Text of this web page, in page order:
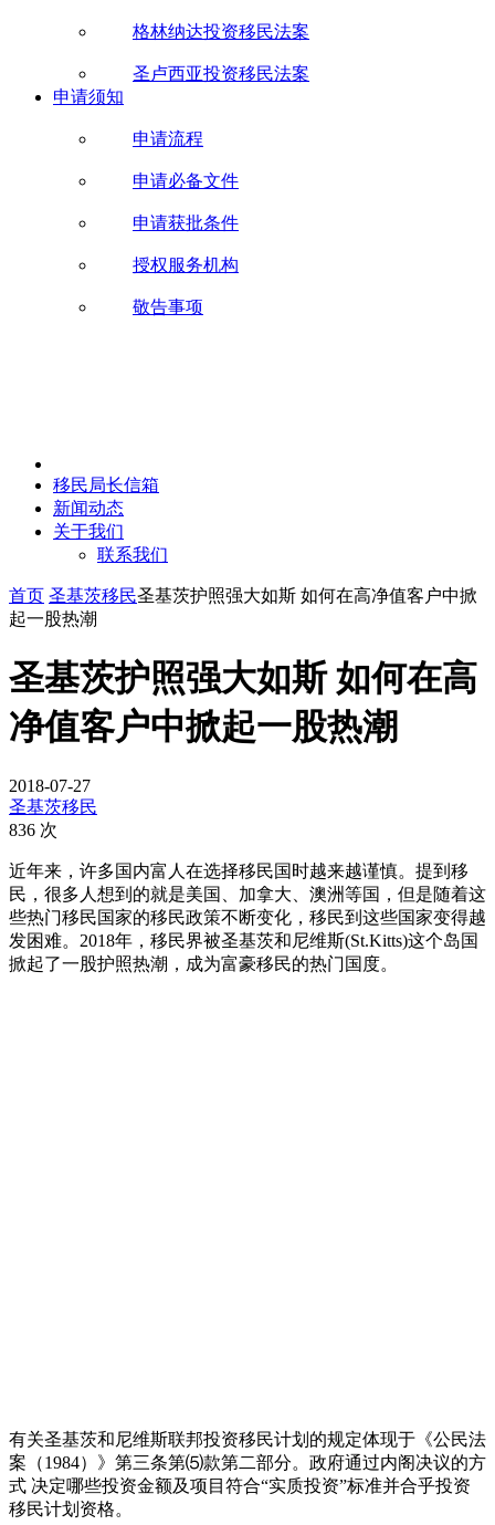
格林纳达投资移民法案
圣卢西亚投资移民法案
申请须知
申请流程
申请必备文件
申请获批条件
授权服务机构
敬告事项
移民局长信箱
新闻动态
关于我们
联系我们
首页 圣基茨移民圣基茨护照强大如斯 如何在高净值客户中掀
起一股热潮
圣基茨护照强大如斯 如何在高
净值客户中掀起一股热潮
2018-07-27
圣基茨移民
836 次
近年来，许多国内富人在选择移民国时越来越谨慎。提到移
民，很多人想到的就是美国、加拿大、澳洲等国，但是随着这
些热门移民国家的移民政策不断变化，移民到这些国家变得越
发困难。2018年，移民界被圣基茨和尼维斯(St.Kitts)这个岛国
掀起了一股护照热潮，成为富豪移民的热门国度。
有关圣基茨和尼维斯联邦投资移民计划的规定体现于《公民法
案（1984）》第三条第⑸款第二部分。政府通过内阁决议的方
式 决定哪些投资金额及项目符合“实质投资”标准并合乎投资
移民计划资格。